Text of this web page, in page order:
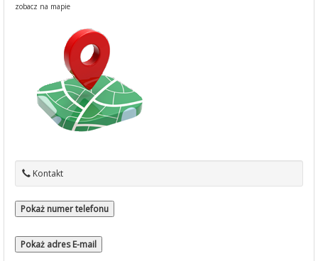
zobacz na mapie
Kontakt
Pokaż numer telefonu
Pokaż adres E-mail